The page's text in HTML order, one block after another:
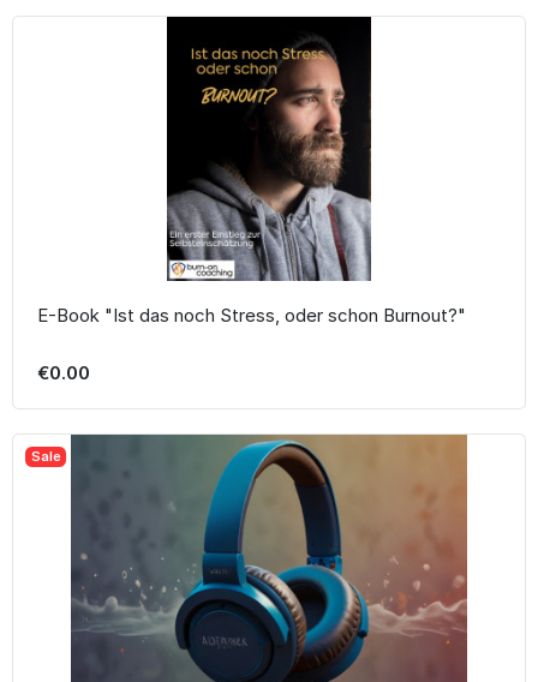
E-Book "Ist das noch Stress, oder schon Burnout?"
€0.00
Sale